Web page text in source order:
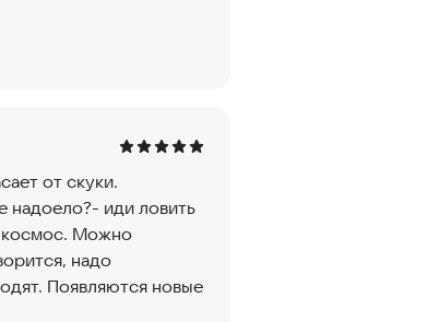
от скуки.
надоело?- иди ловить
космос. Можно
надо
Появляются новые